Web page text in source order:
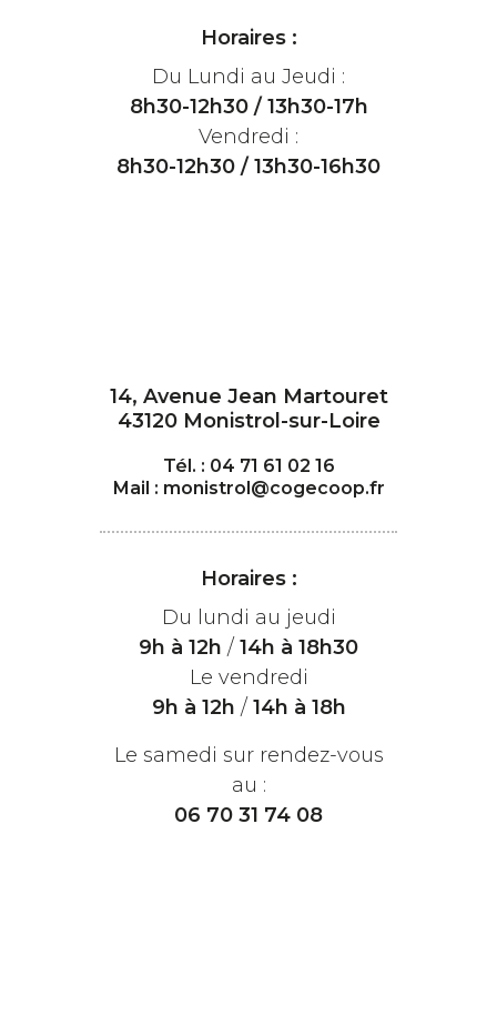
Horaires :
Du Lundi au Jeudi :
8h30-12h30 / 13h30-17h
Vendredi :
8h30-12h30 / 13h30-16h30
14, Avenue Jean Martouret
43120 Monistrol-sur-Loire
Tél. : 04 71 61 02 16
Mail : monistrol@cogecoop.fr
Horaires :
Du lundi au jeudi
9h à 12h / 14h à 18h30
Le vendredi
9h à 12h / 14h à 18h
Le samedi sur rendez-vous
au :
06 70 31 74 08